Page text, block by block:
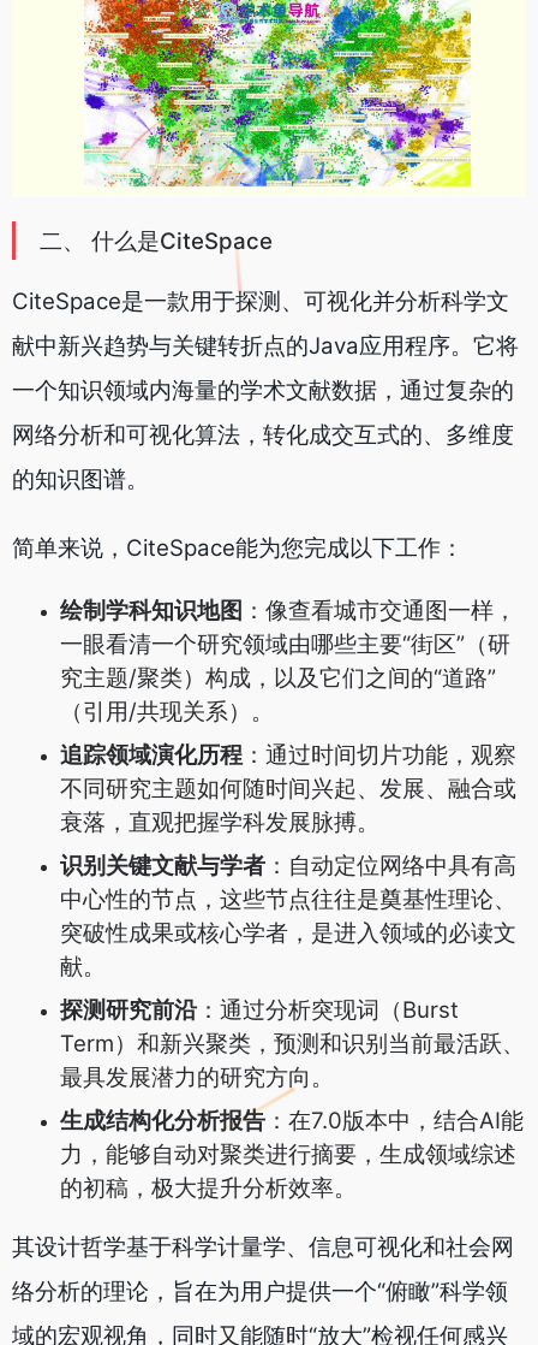
二、 什么是CiteSpace
CiteSpace是一款用于探测、可视化并分析科学文
献中新兴趋势与关键转折点的Java应用程序。它将
一个知识领域内海量的学术文献数据，通过复杂的
网络分析和可视化算法，转化成交互式的、多维度
的知识图谱。
简单来说，CiteSpace能为您完成以下工作：
绘制学科知识地图 ：像查看城市交通图一样，
一眼看清一个研究领域由哪些主要“街区”（研
究主题/聚类）构成，以及它们之间的“道路”
（引用/共现关系）。
追踪领域演化历程 ：通过时间切片功能，观察
不同研究主题如何随时间兴起、发展、融合或
衰落，直观把握学科发展脉搏。
识别关键文献与学者 ：自动定位网络中具有高
中心性的节点，这些节点往往是奠基性理论、
突破性成果或核心学者，是进入领域的必读文
献。
探测研究前沿 ：通过分析突现词（Burst
Term）和新兴聚类，预测和识别当前最活跃、
最具发展潜力的研究方向。
生成结构化分析报告 ：在7.0版本中，结合AI能
力，能够自动对聚类进行摘要，生成领域综述
的初稿，极大提升分析效率。
其设计哲学基于科学计量学、信息可视化和社会网
络分析的理论，旨在为用户提供一个“俯瞰”科学领
域的宏观视角，同时又能随时“放大”检视任何感兴